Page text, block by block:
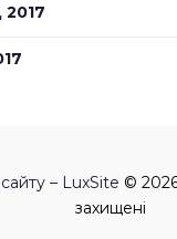
– LuxSite ©
захищені